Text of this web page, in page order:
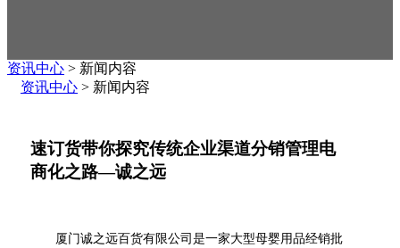
资讯中心 > 新闻内容
资讯中心 > 新闻内容
速订货带你探究传统企业渠道分销管理电
商化之路—诚之远
厦门诚之远百货有限公司是一家大型母婴用品经销批